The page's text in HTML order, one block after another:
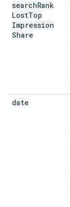
searchRank
LostTop
Impression
Share
date